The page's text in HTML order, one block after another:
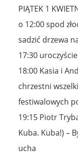
PIĄTEK 1
o 12:00 spod
sadzić drzewa
17:30
18:00 Kasia i
chrzestni
festiwalowych
19:15 Piotr
Kuba. Kuba!) –
ucha